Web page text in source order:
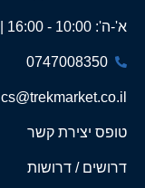
א'-ה': 10:00 - 16:00 | שישי שבת סגור
0747008350
cs@trekmarket.co.il
טופס יצירת קשר
דרושים / דרושות